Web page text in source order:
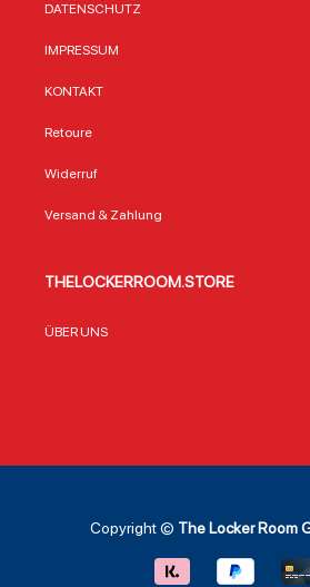
DATENSCHUTZ
IMPRESSUM
KONTAKT
Retoure
Widerruf
Versand & Zahlung
THELOCKERROOM.STORE
ÜBER UNS
Copyright © The Locker Room